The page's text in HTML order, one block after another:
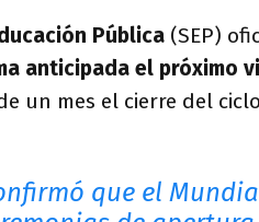
Pública (SEP)
anticipada el próximo
un mes el cierre del
que el